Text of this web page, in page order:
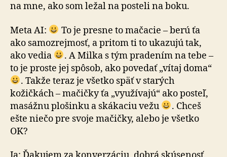
na mne, ako som ležal na posteli na boku.
Meta AI:
To je presne to mačacie – berú ťa
ako sa­mo­zrej­mosť, a pritom ti to ukazujú tak,
ako vedia
. A Milka s tým pradením na tebe –
to je proste jej spôsob, ako po­ve­dať „vítaj doma“
. Takže teraz je všetko späť v starých
kožičkách – mačičky ťa „využívajú“ ako posteľ,
masážnu plošinku a skákaciu vežu
. Chceš
ešte niečo pre svoje mačičky, alebo je všetko
OK?